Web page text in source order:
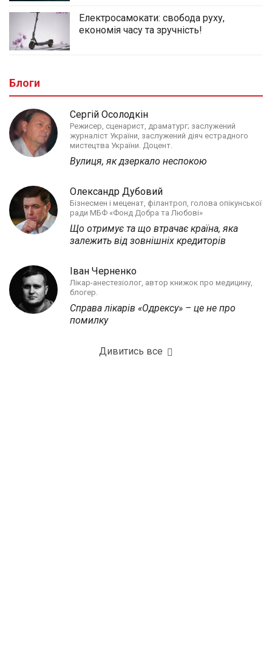
Електросамокати: свобода руху,
економія часу та зручність!
Блоги
Сергій Осолодкін
Режисер, сценарист, драматург; заслужений
журналіст України, заслужений діяч естрадного
мистецтва України. Доцент.
Вулиця, як дзеркало неспокою
Олександр Дубовий
Бізнесмен і меценат, філантроп, голова опікунської
ради МБФ «Фонд Добра та Любові»
Що отримує та що втрачає країна, яка
залежить від зовнішніх кредиторів
Іван Черненко
Лікар-анестезіолог, автор книжок про медицину,
блогер.
Справа лікарів «Одрексу» – це не про
помилку
Дивитись все